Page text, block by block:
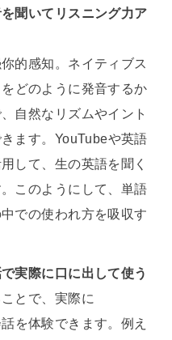
聞いてリスニング力ア
的感知。ネイティブス
どのように発音するか
自然なリズムやイント
ます。YouTubeや英語
して、生の英語を聞く
このようにして、単語
での使われ方を吸収す
実際に口に出して使う
とで、実際に
を体験できます。例え